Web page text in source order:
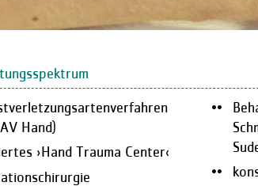
Hand)
›Hand Trauma Center‹